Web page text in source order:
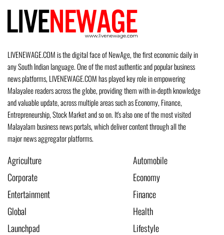
LIVENEWAGE.COM is the digital face of NewAge, the first economic daily in
any South Indian language. One of the most authentic and popular business
news platforms, LIVENEWAGE.COM has played key role in empowering
Malayalee readers across the globe, providing them with in-depth knowledge
and valuable update, across multiple areas such as Economy, Finance,
Entrepreneurship, Stock Market and so on. It's also one of the most visited
Malayalam business news portals, which deliver content through all the
major news aggregator platforms.
Agriculture
Automobile
Corporate
Economy
Entertainment
Finance
Global
Health
Launchpad
Lifestyle